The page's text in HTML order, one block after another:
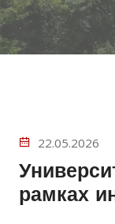
22.05.2026
рамках